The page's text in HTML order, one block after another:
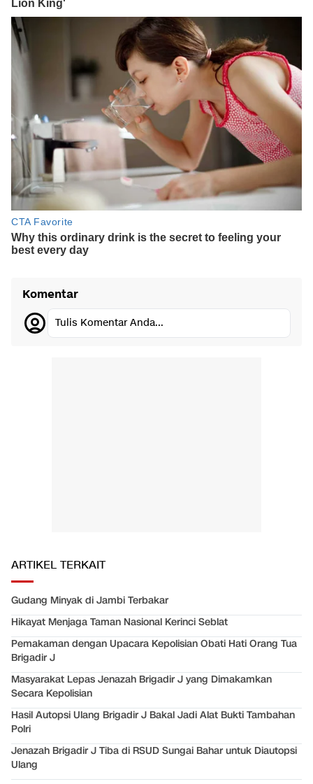
Komentar
Tulis Komentar Anda...
ARTIKEL TERKAIT
Gudang Minyak di Jambi Terbakar
Hikayat Menjaga Taman Nasional Kerinci Seblat
Pemakaman dengan Upacara Kepolisian Obati Hati Orang Tua
Brigadir J
Masyarakat Lepas Jenazah Brigadir J yang Dimakamkan
Secara Kepolisian
Hasil Autopsi Ulang Brigadir J Bakal Jadi Alat Bukti Tambahan
Polri
Jenazah Brigadir J Tiba di RSUD Sungai Bahar untuk Diautopsi
Ulang